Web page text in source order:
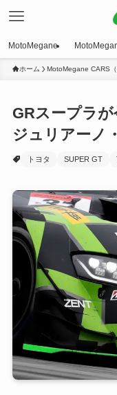
MotoMegane
ホーム MotoMegane CARS
GRスープラ
ジュリアーノ
トヨタ SUPER GT